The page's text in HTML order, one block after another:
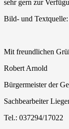
sehr gern zur
Bild- und Textquelle:
Mit freundlichen
Robert Arnold
Bürgermeister der
Sachbearbeiter
Tel.: 037294/17022